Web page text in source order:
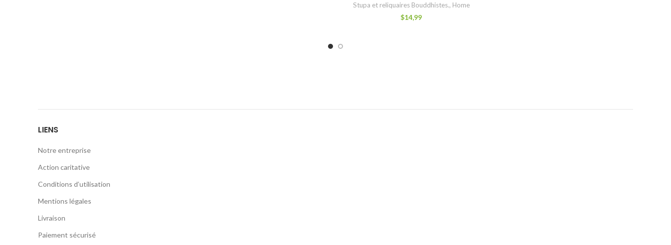
Stupa et reliquaires Bouddhistes., Home
$14,99
LIENS
Notre entreprise
Action caritative
Conditions d’utilisation
Mentions légales
Livraison
Paiement sécurisé